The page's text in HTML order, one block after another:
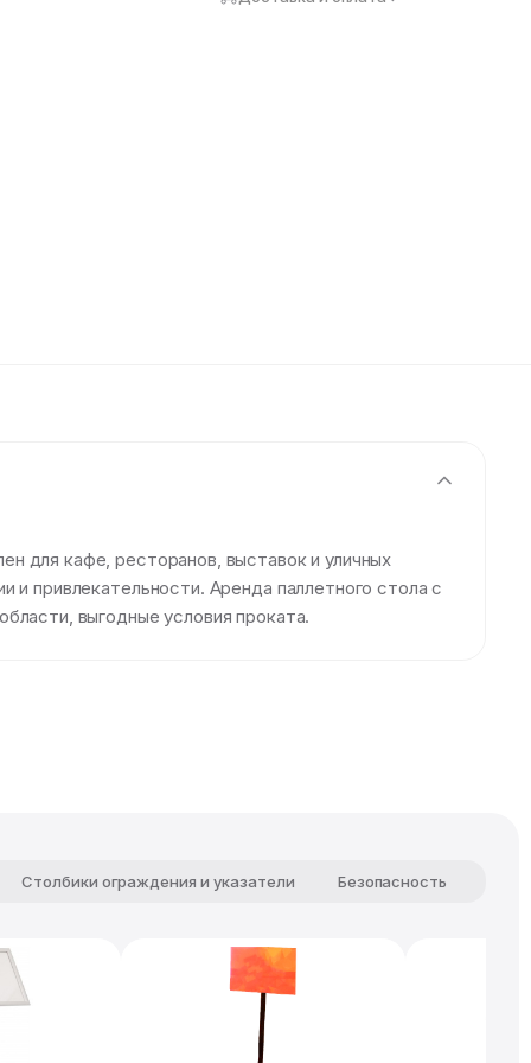
для кафе, ресторанов, выставок и уличных
привлекательности. Аренда паллетного стола с
выгодные условия проката.
Столбики ограждения и указатели Безопасность